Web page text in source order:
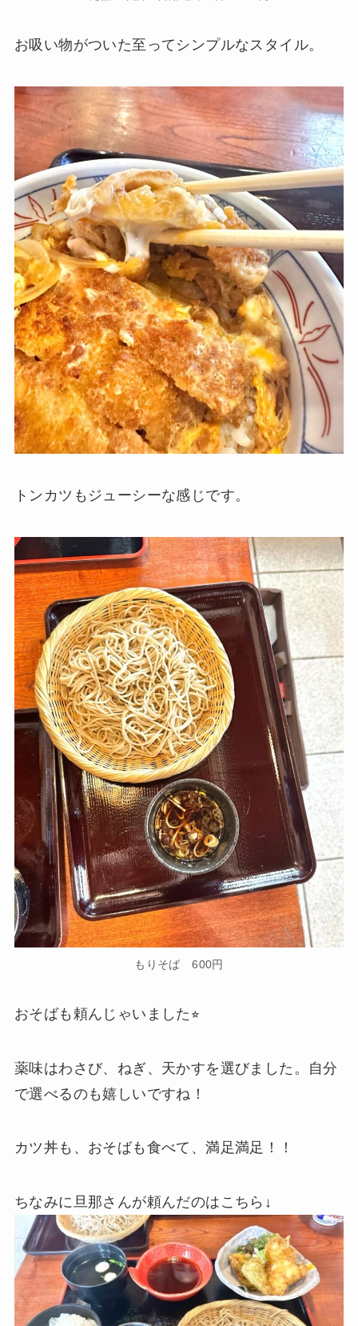
お吸い物がついた至ってシンプルなスタイル。
トンカツもジューシーな感じです。
もりそば 600円
おそばも頼んじゃいました⭐︎
薬味はわさび、ねぎ、天かすを選びました。自分
で選べるのも嬉しいですね！
カツ丼も、おそばも食べて、満足満足！！
ちなみに旦那さんが頼んだのはこちら↓